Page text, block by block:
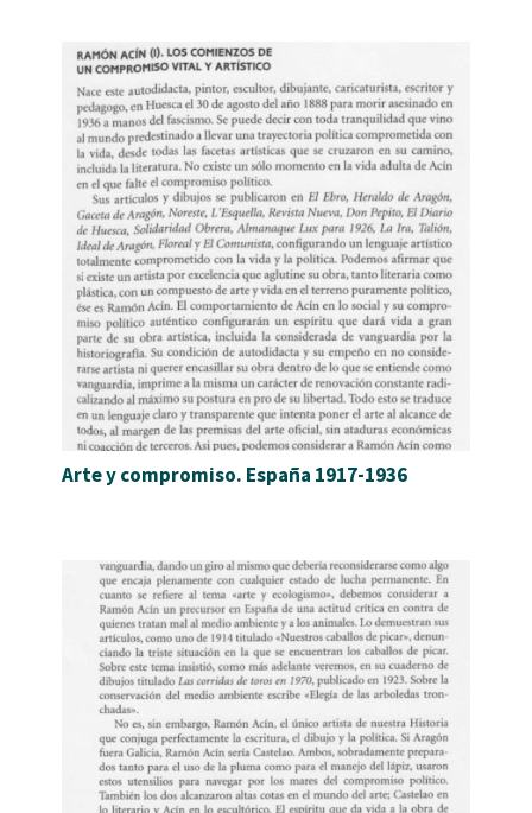
Arte y compromiso. España 1917-1936